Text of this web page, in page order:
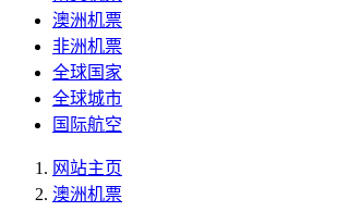
澳洲机票
非洲机票
全球国家
全球城市
国际航空
网站主页
澳洲机票